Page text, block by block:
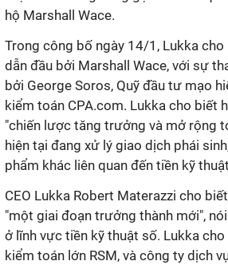
hộ Marshall Wace.
Trong công bố ngày 14/1, Lukka
dẫn đầu bởi Marshall Wace, với sự
bởi George Soros, Quỹ đầu tư mạo
kiểm toán CPA.com. Lukka cho biết
"chiến lược tăng trưởng và mở rộng
hiện tại đang xử lý giao dịch phái
phẩm khác liên quan đến tiền kỹ
CEO Lukka Robert Materazzi cho
"một giai đoạn trưởng thành mới",
ở lĩnh vực tiền kỹ thuật số. Lukka
kiểm toán lớn RSM, và công ty dịch